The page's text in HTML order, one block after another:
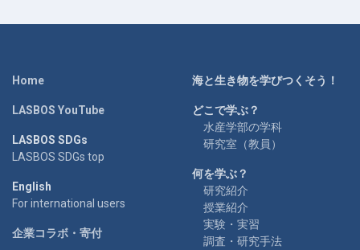
Home
LASBOS YouTube
LASBOS SDGs
LASBOS SDGs top
English
For international users
企業コラボ・寄付
海と生き物を学びつくそう！
どこで学ぶ？
水産学部の学科
研究室（教員）
何を学ぶ？
研究紹介
授業紹介
実験・実習
調査・研究手法